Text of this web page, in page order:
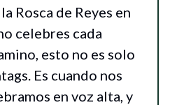
Rosca de Reyes en
celebres cada
esto no es solo
Es cuando nos
en voz alta, y